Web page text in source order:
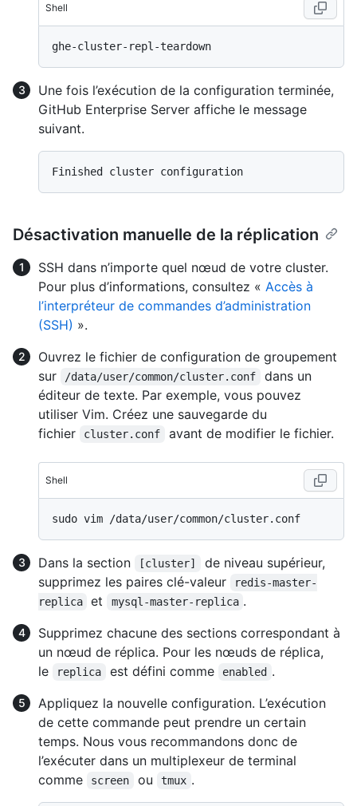
Shell
Une fois l’exécution de la configuration terminée,
GitHub Enterprise Server affiche le message
suivant.
Désactivation manuelle de la réplication
SSH dans n’importe quel nœud de votre cluster.
Pour plus d’informations, consultez « Accès à
l’interpréteur de commandes d’administration
(SSH) ».
Ouvrez le fichier de configuration de groupement
sur
/data/user/common/cluster.conf
dans un
éditeur de texte. Par exemple, vous pouvez
utiliser Vim. Créez une sauvegarde du
fichier
cluster.conf avant de modifier le fichier.
Shell
Dans la section [cluster]
de niveau supérieur,
supprimez les paires clé-valeur
redis-master-
replica
et mysql-master-replica .
Supprimez chacune des sections correspondant à
un nœud de réplica. Pour les nœuds de réplica,
le
replica est défini comme enabled .
Appliquez la nouvelle configuration. L’exécution
de cette commande peut prendre un certain
temps. Nous vous recommandons donc de
l’exécuter dans un multiplexeur de terminal
comme
screen ou tmux .